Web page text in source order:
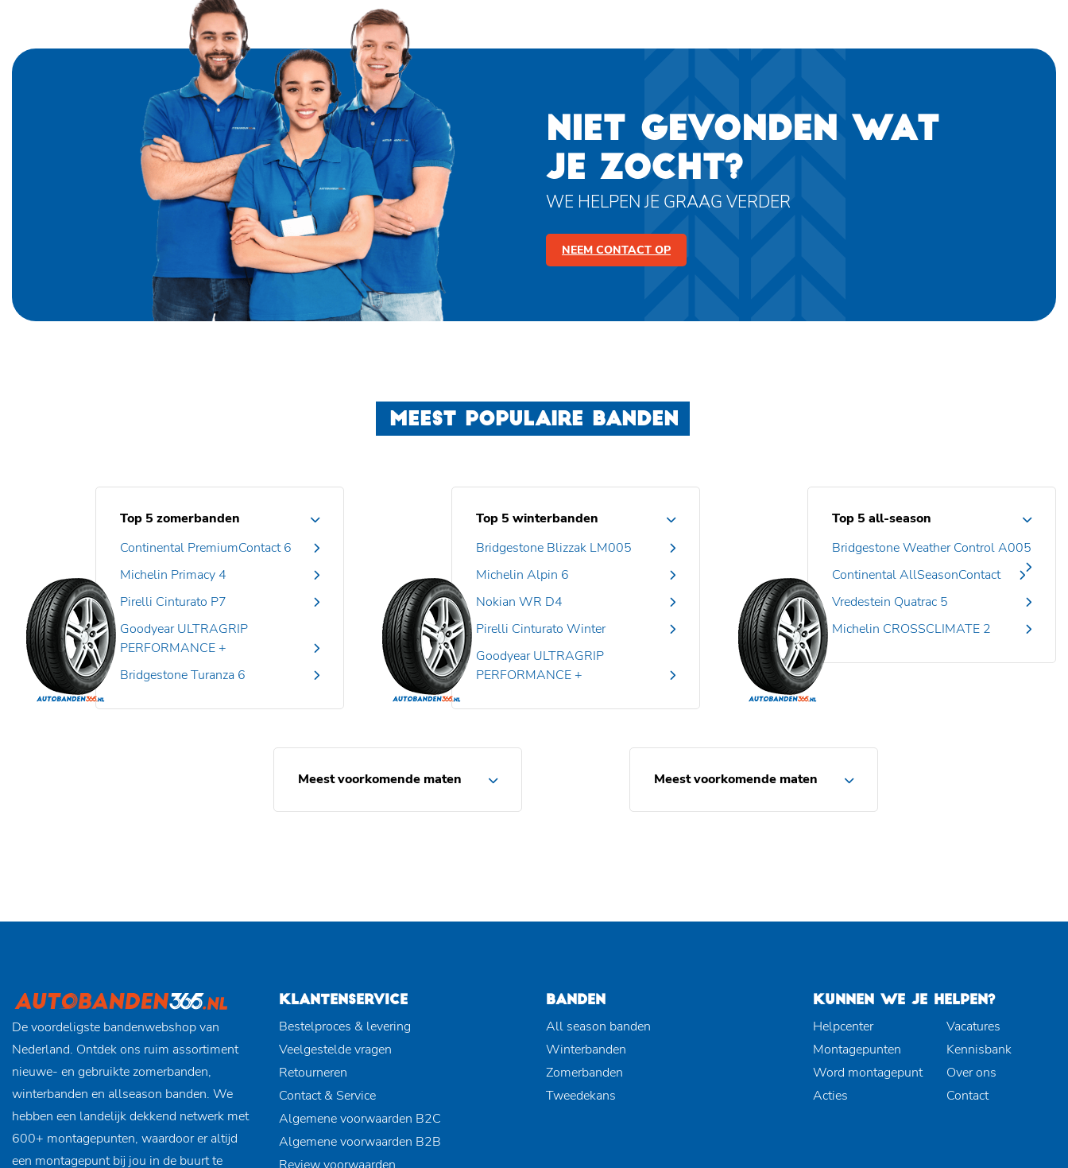
NIET GEVONDEN WAT
JE ZOCHT?
WE HELPEN JE GRAAG VERDER
NEEM CONTACT OP
MEEST POPULAIRE BANDEN
Top 5 zomerbanden
Continental PremiumContact 6
Michelin Primacy 4
Pirelli Cinturato P7
Goodyear ULTRAGRIP
PERFORMANCE +
Bridgestone Turanza 6
Top 5 winterbanden
Bridgestone Blizzak LM005
Michelin Alpin 6
Nokian WR D4
Pirelli Cinturato Winter
Goodyear ULTRAGRIP
PERFORMANCE +
Top 5 all-season
Bridgestone Weather Control A005
Continental AllSeasonContact
Vredestein Quatrac 5
Michelin CROSSCLIMATE 2
Meest voorkomende maten Meest voorkomende maten
De voordeligste bandenwebshop van
Nederland. Ontdek ons ruim assortiment
nieuwe- en gebruikte zomerbanden,
winterbanden en allseason banden. We
hebben een landelijk dekkend netwerk met
600+ montagepunten, waardoor er altijd
een montagepunt bij jou in de buurt te
KLANTENSERVICE
Bestelproces & levering
Veelgestelde vragen
Retourneren
Contact & Service
Algemene voorwaarden B2C
Algemene voorwaarden B2B
BANDEN
All season banden
Winterbanden
Zomerbanden
Tweedekans
KUNNEN WE JE HELPEN?
Helpcenter
Montagepunten
Word montagepunt
Acties
Vacatures
Kennisbank
Over ons
Contact